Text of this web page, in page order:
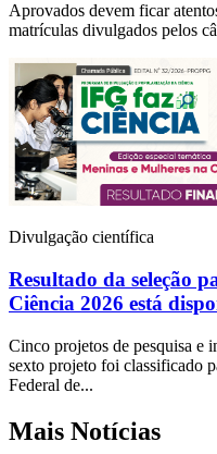
Aprovados devem ficar
matrículas divulgados pelos
Divulgação científica
Resultado da seleção
Ciência 2026 está
Cinco projetos de pesquisa e
sexto projeto foi classificado
Federal de...
Mais Notícias